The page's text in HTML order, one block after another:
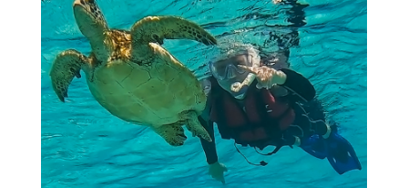
していますので、簡単な洗い流しにはご利用い
ただけます。着替えが必要な方は、あらかじめ
水着を着用のうえお越しいただくか、ご自身の
お車でお着替えをお願いいたします。